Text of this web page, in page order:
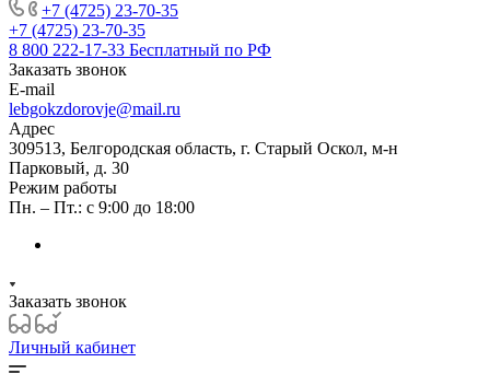
+7 (4725) 23-70-35
+7 (4725) 23-70-35
8 800 222-17-33 Бесплатный по РФ
Заказать звонок
E-mail
lebgokzdorovje@mail.ru
Адрес
309513, Белгородская область, г. Старый Оскол, м-н
Парковый, д. 30
Режим работы
Пн. – Пт.: с 9:00 до 18:00
Заказать звонок
Личный кабинет